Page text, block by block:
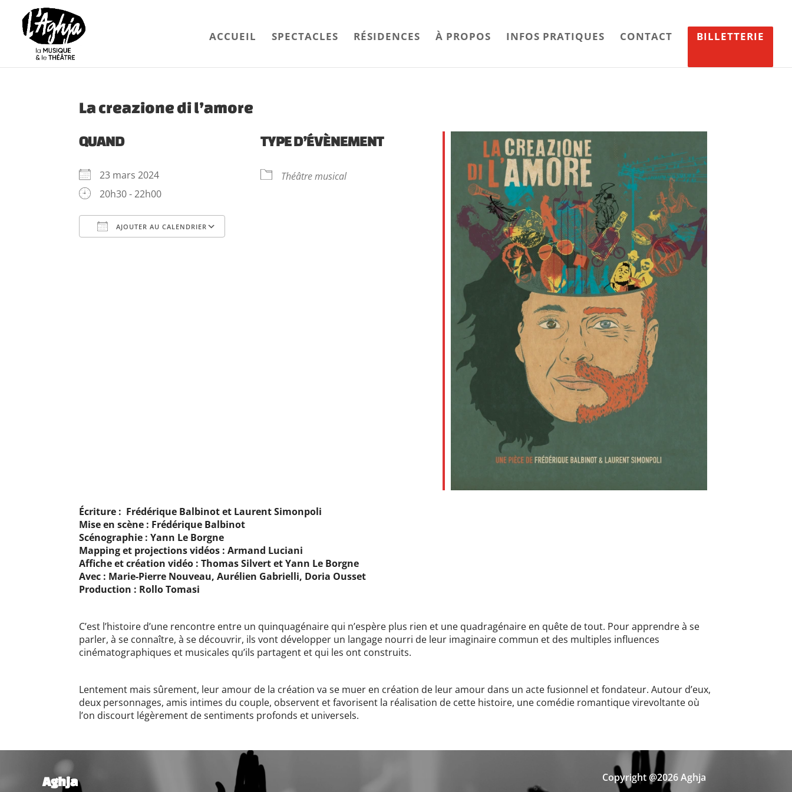
ACCUEIL SPECTACLES RÉSIDENCES À PROPOS INFOS PRATIQUES CONTACT BILLETTERIE
La creazione di l’amore
QUAND
23 mars 2024
20h30 - 22h00
AJOUTER AU CALENDRIER
Office 365 Outlook Live
TYPE D’ÉVÈNEMENT
Théâtre musical
Écriture : Frédérique Balbinot et Laurent Simonpoli
Mise en scène : Frédérique Balbinot
Scénographie : Yann Le Borgne
Mapping et projections vidéos : Armand Luciani
Affiche et création vidéo : Thomas Silvert et Yann Le Borgne
Avec : Marie-Pierre Nouveau, Aurélien Gabrielli, Doria Ousset
Production : Rollo Tomasi
C’est l’histoire d’une rencontre entre un quinquagénaire qui n’espère plus rien et une quadragénaire en quête de tout. Pour apprendre à se
parler, à se connaître, à se découvrir, ils vont développer un langage nourri de leur imaginaire commun et des multiples influences
cinématographiques et musicales qu’ils partagent et qui les ont construits.
Lentement mais sûrement, leur amour de la création va se muer en création de leur amour dans un acte fusionnel et fondateur. Autour d’eux,
deux personnages, amis intimes du couple, observent et favorisent la réalisation de cette histoire, une comédie romantique virevoltante où
l’on discourt légèrement de sentiments profonds et universels.
Aghja Copyright @2026 Aghja